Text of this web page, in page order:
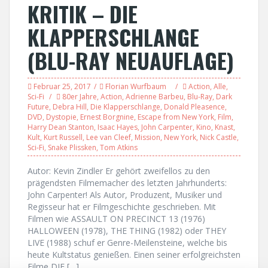
KRITIK – DIE
KLAPPERSCHLANGE
(BLU-RAY NEUAUFLAGE)
Februar 25, 2017 Florian Wurfbaum Action, Alle,
Sci-Fi
80er Jahre, Action, Adrienne Barbeu, Blu-Ray, Dark
Future, Debra Hill, Die Klapperschlange, Donald Pleasence,
DVD, Dystopie, Ernest Borgnine, Escape from New York, Film,
Harry Dean Stanton, Isaac Hayes, John Carpenter, Kino, Knast,
Kult, Kurt Russell, Lee van Cleef, Mission, New York, Nick Castle,
Sci-Fi, Snake Plissken, Tom Atkins
Autor: Kevin Zindler Er gehört zweifellos zu den
prägendsten Filmemacher des letzten Jahrhunderts:
John Carpenter! Als Autor, Produzent, Musiker und
Regisseur hat er Filmgeschichte geschrieben. Mit
Filmen wie ASSAULT ON PRECINCT 13 (1976)
HALLOWEEN (1978), THE THING (1982) oder THEY
LIVE (1988) schuf er Genre-Meilensteine, welche bis
heute Kultstatus genießen. Einen seiner erfolgreichsten